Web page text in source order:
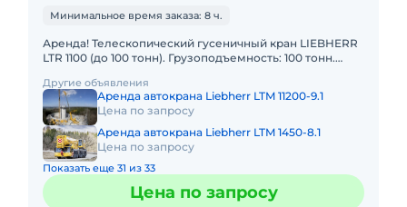
Минимальное время заказа: 8 ч.
Аренда! Телескопический гусеничный кран LIEBHERR
LTR 1100 (до 100 тонн). Грузоподъемность: 100 тонн.
Другие объявления
Аренда автокрана Liebherr LTM 11200-9.1
Цена по запросу
Аренда автокрана Liebherr LTM 1450-8.1
Цена по запросу
Показать еще 31 из 33
Цена по запросу